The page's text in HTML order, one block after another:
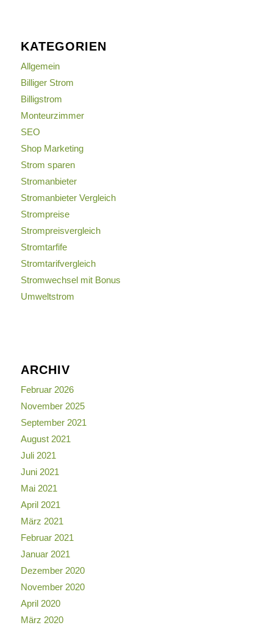
KATEGORIEN
Allgemein
Billiger Strom
Billigstrom
Monteurzimmer
SEO
Shop Marketing
Strom sparen
Stromanbieter
Stromanbieter Vergleich
Strompreise
Strompreisvergleich
Stromtarfife
Stromtarifvergleich
Stromwechsel mit Bonus
Umweltstrom
ARCHIV
Februar 2026
November 2025
September 2021
August 2021
Juli 2021
Juni 2021
Mai 2021
April 2021
März 2021
Februar 2021
Januar 2021
Dezember 2020
November 2020
April 2020
März 2020